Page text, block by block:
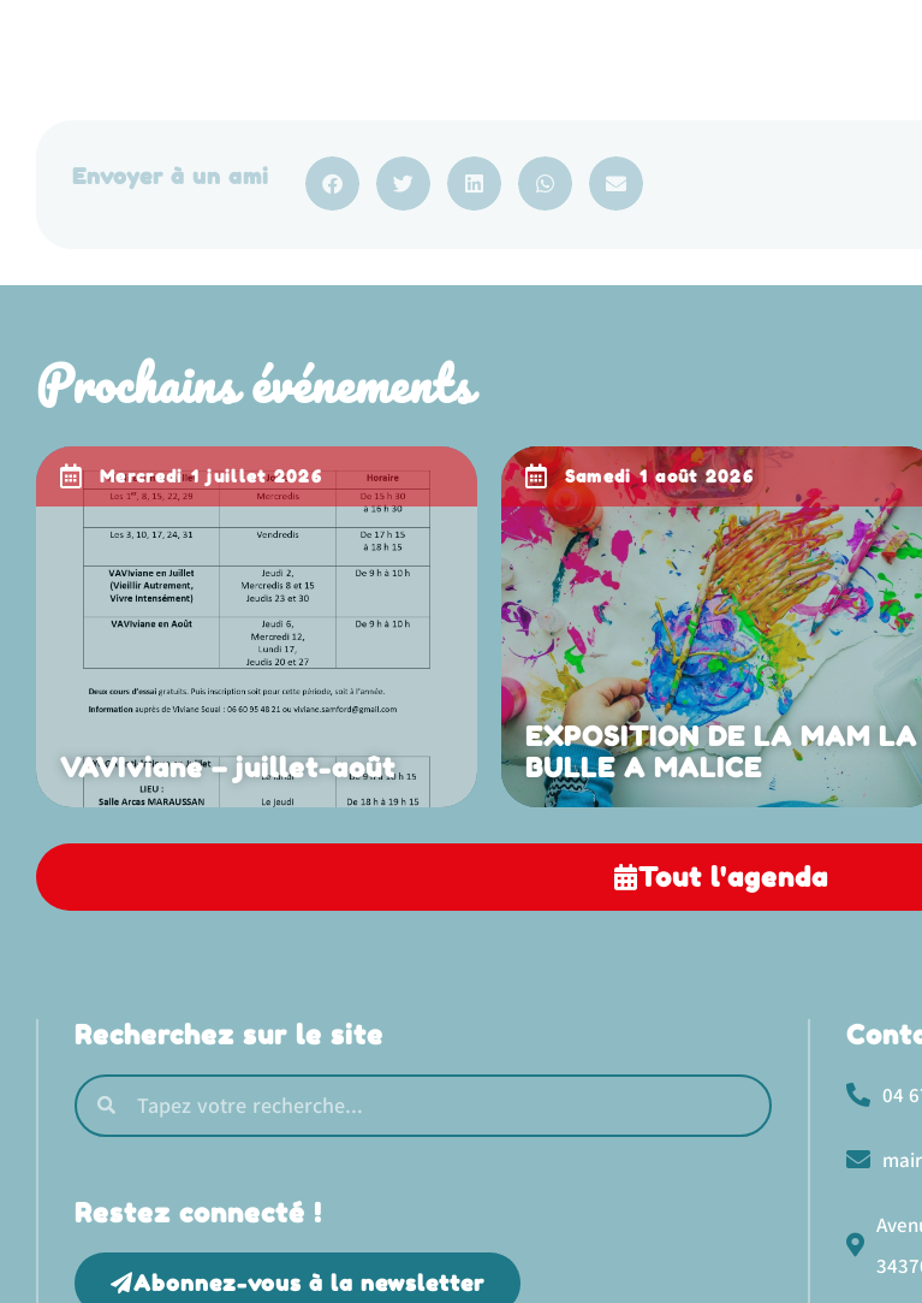
Envoyer à un ami
Prochains événements
mercredi 1 juillet 2026
VAVIviane – juillet-août
samedi 1 août 2026
EXPOSITION DE LA MAM LA
BULLE A MALICE
Tout l'agenda
Recherchez sur le site
Restez connecté !
Abonnez-vous à la newsletter
04